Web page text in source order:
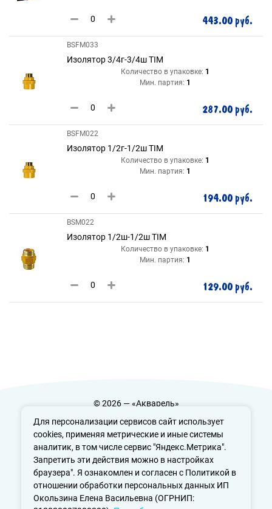
Для персонализации сервисов сайт использует
cookies, применяя метрические и иные системы
аналитик, в том числе сервис "Яндекс.Метрика".
Запретить эти действия можно в настройках
браузера". Я ознакомлен и согласен с Политикой в
отношении обработки персональных данных ИП
Окользина Елена Васильевна (ОГРНИП:
443.00 руб.
BSFM033
Изолятор 3/4г-3/4ш TIM
Количество в упаковке: 1
Мин. партия: 1
287.00 руб.
BSFM022
Изолятор 1/2г-1/2ш TIM
Количество в упаковке: 1
Мин. партия: 1
194.00 руб.
BSM022
Изолятор 1/2ш-1/2ш TIM
Количество в упаковке: 1
Мин. партия: 1
129.00 руб.
© 2026 — «Акварель»
Политика конфиденциальности